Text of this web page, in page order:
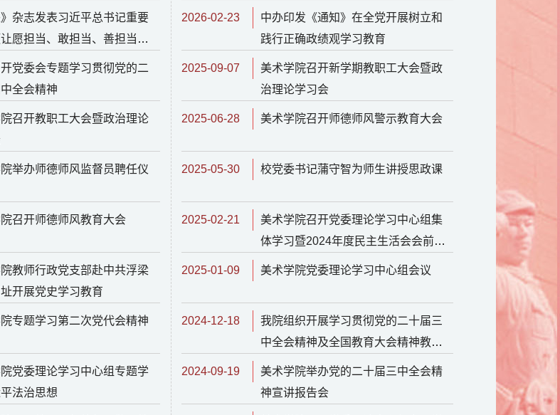
》杂志发表习近平总书记重要
愿担当、敢担当、善担当蔚
2026-02-23
中办印发《通知》在全党开展树立和
践行正确政绩观学习教育
党委会专题学习贯彻党的二
全会精神
2025-09-07
美术学院召开新学期教职工大会暨政
治理论学习会
召开教职工大会暨政治理论
2025-06-28 美术学院召开师德师风警示教育大会
举办师德师风监督员聘任仪
2025-05-30 校党委书记蒲守智为师生讲授思政课
召开师德师风教育大会 2025-02-21
美术学院召开党委理论学习中心组集
体学习暨2024年度民主生活会会前学
习研讨会
教师行政党支部赴中共浮梁
开展党史学习教育
2025-01-09 美术学院党委理论学习中心组会议
专题学习第二次党代会精神 2024-12-18
我院组织开展学习贯彻党的二十届三
中全会精神及全国教育大会精神教育
培训班
党委理论学习中心组专题学
法治思想
2024-09-19
美术学院举办党的二十届三中全会精
神宣讲报告会